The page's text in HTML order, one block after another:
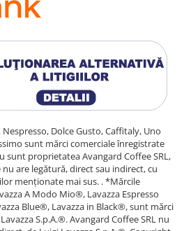
Dolce Gusto, Caffitaly, Uno
sunt mărci comerciale înregistrate
sunt proprietatea Avangard Coffee SRL,
are legătură, direct sau indirect, cu
menționate mai sus. . *Mărcile
A Modo Mio®, Lavazza Espresso
Blue®, Lavazza in Black®, sunt mărci
S.p.A.®. Avangard Coffee SRL nu